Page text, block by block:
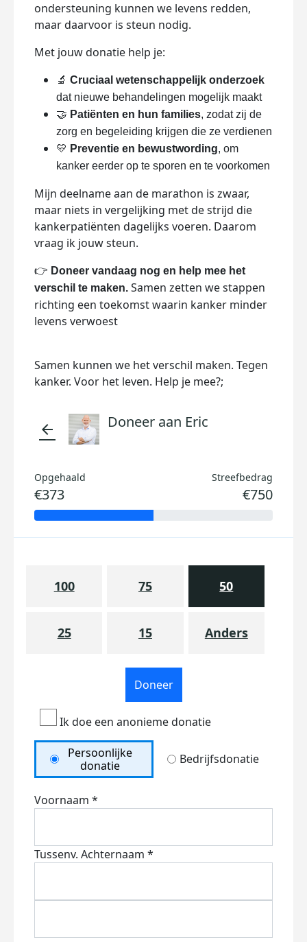
ondersteuning kunnen we levens redden,
maar daarvoor is steun nodig.
Met jouw donatie help je:
🔬 Cruciaal wetenschappelijk onderzoek
dat nieuwe behandelingen mogelijk maakt
🤝 Patiënten en hun families, zodat zij de
zorg en begeleiding krijgen die ze verdienen
💛 Preventie en bewustwording, om
kanker eerder op te sporen en te voorkomen
Mijn deelname aan de marathon is zwaar,
maar niets in vergelijking met de strijd die
kankerpatiënten dagelijks voeren. Daarom
vraag ik jouw steun.
👉 Doneer vandaag nog en help mee het
verschil te maken. Samen zetten we stappen
richting een toekomst waarin kanker minder
levens verwoest
Samen kunnen we het verschil maken. Tegen
kanker. Voor het leven. Help je mee?;
arrow_back Doneer aan Eric
Opgehaald
€373
Streefbedrag
€750
100 75 50
25 15 Anders
Doneer
Ik doe een anonieme donatie
Persoonlijke
donatie
Bedrijfsdonatie
Voornaam *
Tussenv. Achternaam *